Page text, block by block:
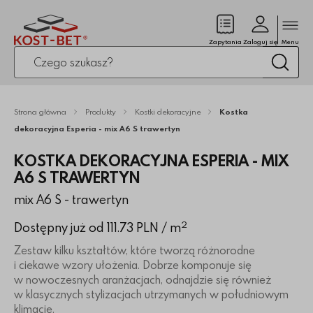
Po kliknięciu przycisku fraza zostanie wyszukana
Zapytania
(pusty)Zaloguj się Menu
Strona główna Produkty Kostki dekoracyjne
Kostka
dekoracyjna Esperia - mix A6 S trawertyn
KOSTKA DEKORACYJNA ESPERIA - MIX
A6 S TRAWERTYN
mix A6 S - trawertyn
Dostępny już od 111.73 PLN / m2
Zestaw kilku kształtów, które tworzą różnorodne
i ciekawe wzory ułożenia. Dobrze komponuje się
w nowoczesnych aranżacjach, odnajdzie się również
w klasycznych stylizacjach utrzymanych w południowym
klimacie.